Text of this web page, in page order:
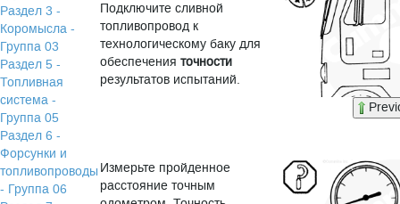
Раздел 3 -
Коромысла -
Группа 03
Раздел 5 -
Топливная
система -
Группа 05
Раздел 6 -
Форсунки и
топливопроводы
- Группа 06
Подключите сливной
топливопровод к
технологическому баку для
обеспеченияточности
результатов испытаний.
Измерьте пройденное
расстояние точным